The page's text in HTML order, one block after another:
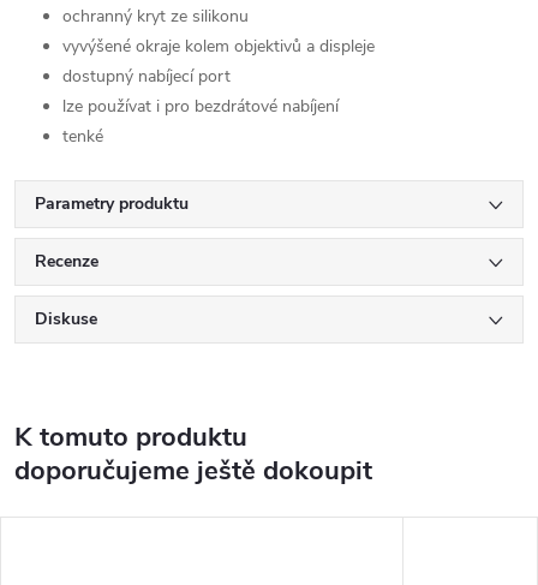
ochranný kryt ze silikonu
vyvýšené okraje kolem objektivů a displeje
dostupný nabíjecí port
lze používat i pro bezdrátové nabíjení
tenké
Parametry produktu
Recenze
Diskuse
K tomuto produktu
doporučujeme ještě dokoupit